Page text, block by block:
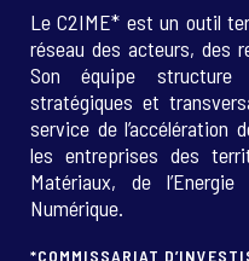
Le C2IME* est un outil
réseau des acteurs, des
Son équipe
stratégiques et
service de
les entreprises des
Matériaux, de
Numérique.
*COMMISSARIAT